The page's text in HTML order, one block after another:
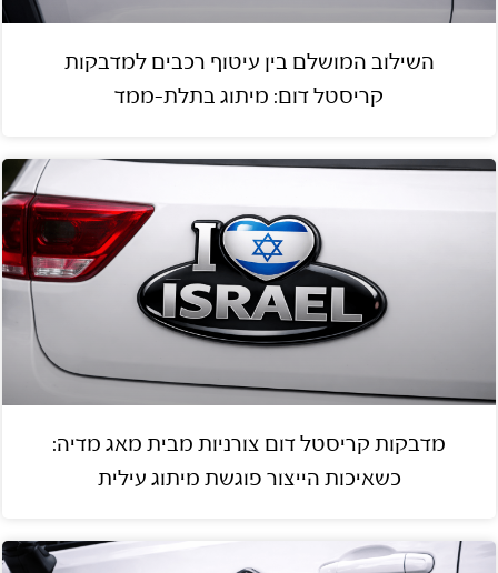
השילוב המושלם בין עיטוף רכבים למדבקות
קריסטל דום: מיתוג בתלת-ממד
מדבקות קריסטל דום צורניות מבית מאג מדיה:
כשאיכות הייצור פוגשת מיתוג עילית